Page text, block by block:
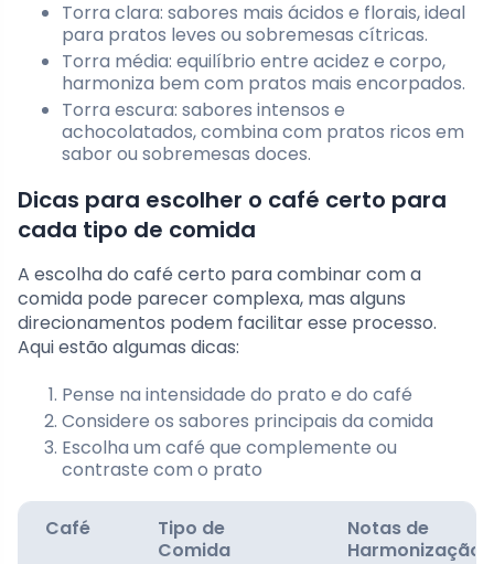
Torra clara: sabores mais ácidos e florais, ideal
para pratos leves ou sobremesas cítricas.
Torra média: equilíbrio entre acidez e corpo,
harmoniza bem com pratos mais encorpados.
Torra escura: sabores intensos e
achocolatados, combina com pratos ricos em
sabor ou sobremesas doces.
Dicas para escolher o café certo para
cada tipo de comida
A escolha do café certo para combinar com a
comida pode parecer complexa, mas alguns
direcionamentos podem facilitar esse processo.
Aqui estão algumas dicas:
Pense na intensidade do prato e do café
Considere os sabores principais da comida
Escolha um café que complemente ou
contraste com o prato
Café
Tipo de
Comida
Notas de
Harmonização